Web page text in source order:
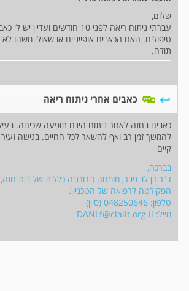
שלום,
טיפולים. האם הכאבים אופייניים או שאולי משהו
תודה.
כאבים אחרי ניתוח ריאה
כאבים בחזה לאחר ניתוח הינם תופעה שכיחה.
קיים
בברכה,
ד"ר דן לוי פבר, מומחה כירורגיה כללית של בית
הפקולטה לרפואה של הטכניון.
טלפון: 048250646 (סיון)
מייל: DANLf@clalit.org.il